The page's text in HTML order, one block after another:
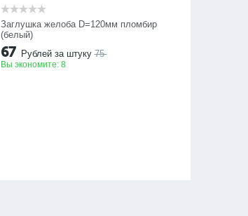
Заглушка желоба D=120мм пломбир
(белый)
67 Рублей за штуку 75
Вы экономите: 8